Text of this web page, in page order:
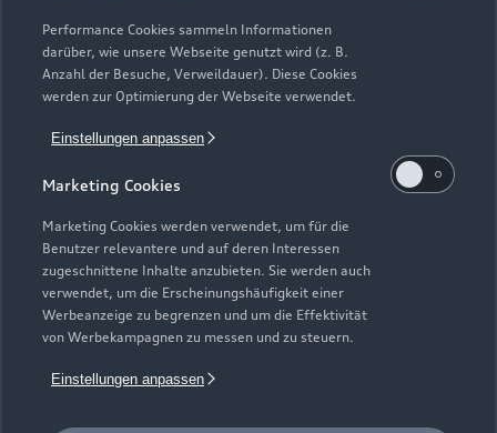
Performance Cookies sammeln Informationen
darüber, wie unsere Webseite genutzt wird (z. B.
Anzahl der Besuche, Verweildauer). Diese Cookies
werden zur Optimierung der Webseite verwendet.
Einstellungen anpassen
Marketing Cookies
Marketing Cookies werden verwendet, um für die
Benutzer relevantere und auf deren Interessen
zugeschnittene Inhalte anzubieten. Sie werden auch
verwendet, um die Erscheinungshäufigkeit einer
Werbeanzeige zu begrenzen und um die Effektivität
von Werbekampagnen zu messen und zu steuern.
Einstellungen anpassen
Elektromodelle
Plug-in-Hybride
Neuwagensuche
Gebrauchtwagensuche
Geschäftskunden
Service & Zubehör
Saisonale Angebote
Audi Services
Garantie
Audi digital services
myAudi
Support
Audi Code
Häufige Fragen (FAQ)
Audi Online Beratung
Online-Terminvereinbarung
Servicekontakt
Über Audi
Unternehmen
Karriere
Investor Relations
© 2026 AUDI AG. Alle Rechte vorbehalten
Impressum Rechtliches